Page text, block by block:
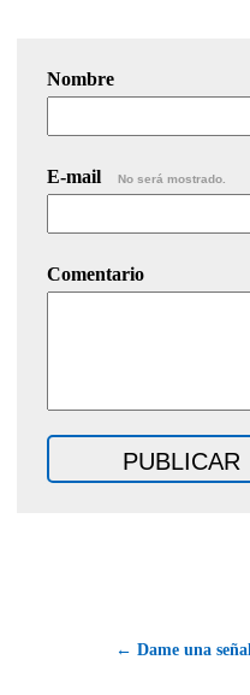
Nombre
E-mail No será mostrado.
Comentario
← Dame una señal